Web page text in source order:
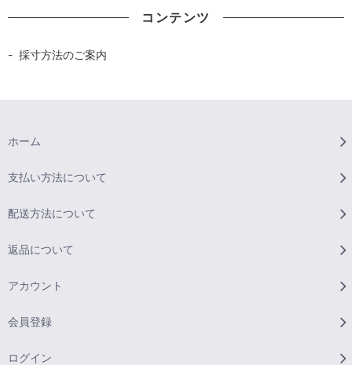
コンテンツ
採寸方法のご案内
ホーム
支払い方法について
配送方法について
返品について
アカウント
会員登録
ログイン